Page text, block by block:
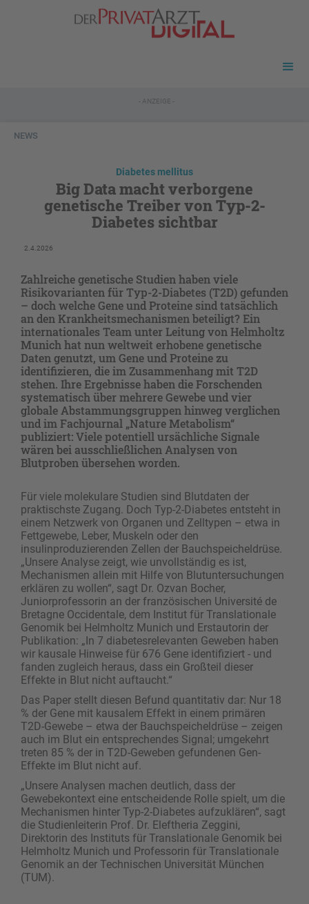
- ANZEIGE -
NEWS
Diabetes mellitus
Big Data macht verborgene
genetische Treiber von Typ-2-
Diabetes sichtbar
2.4.2026
Zahlreiche genetische Studien haben viele
Risikovarianten für Typ-2-Diabetes (T2D) gefunden
– doch welche Gene und Proteine sind tatsächlich
an den Krankheitsmechanismen beteiligt? Ein
internationales Team unter Leitung von Helmholtz
Munich hat nun weltweit erhobene genetische
Daten genutzt, um Gene und Proteine zu
identifizieren, die im Zusammenhang mit T2D
stehen. Ihre Ergebnisse haben die Forschenden
systematisch über mehrere Gewebe und vier
globale Abstammungsgruppen hinweg verglichen
und im Fachjournal „Nature Metabolism“
publiziert: Viele potentiell ursächliche Signale
wären bei ausschließlichen Analysen von
Blutproben übersehen worden.
Für viele molekulare Studien sind Blutdaten der
praktischste Zugang. Doch Typ-2-Diabetes entsteht in
einem Netzwerk von Organen und Zelltypen – etwa in
Fettgewebe, Leber, Muskeln oder den
insulinproduzierenden Zellen der Bauchspeicheldrüse.
„Unsere Analyse zeigt, wie unvollständig es ist,
Mechanismen allein mit Hilfe von Blutuntersuchungen
erklären zu wollen“, sagt Dr. Ozvan Bocher,
Juniorprofessorin an der französischen Université de
Bretagne Occidentale, dem Institut für Translationale
Genomik bei Helmholtz Munich und Erstautorin der
Publikation: „In 7 diabetesrelevanten Geweben haben
wir kausale Hinweise für 676 Gene identifiziert - und
fanden zugleich heraus, dass ein Großteil dieser
Effekte in Blut nicht auftaucht.“
Das Paper stellt diesen Befund quantitativ dar: Nur 18
% der Gene mit kausalem Effekt in einem primären
T2D-Gewebe – etwa der Bauchspeicheldrüse – zeigen
auch im Blut ein entsprechendes Signal; umgekehrt
treten 85 % der in T2D-Geweben gefundenen Gen-
Effekte im Blut nicht auf.
„Unsere Analysen machen deutlich, dass der
Gewebekontext eine entscheidende Rolle spielt, um die
Mechanismen hinter Typ-2-Diabetes aufzuklären“, sagt
die Studienleiterin Prof. Dr. Eleftheria Zeggini,
Direktorin des Instituts für Translationale Genomik bei
Helmholtz Munich und Professorin für Translationale
Genomik an der Technischen Universität München
(TUM).